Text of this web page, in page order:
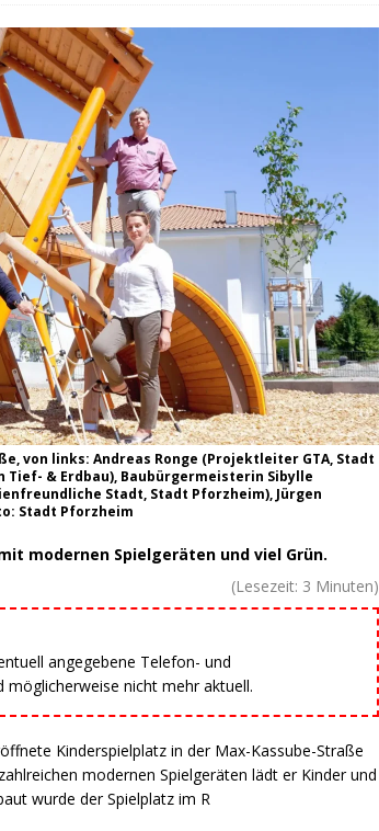
von links: Andreas Ronge (Projektleiter GTA, Stadt
& Erdbau), Baubürgermeisterin Sibylle
Stadt, Stadt Pforzheim), Jürgen
Stadt Pforzheim
modernen Spielgeräten und viel Grün.
(Lesezeit: 3 Minuten)
angegebene Telefon- und
nicht mehr aktuell.
Kinderspielplatz in der Max-Kassube-Straße
modernen Spielgeräten lädt er Kinder und
wurde der Spielplatz im R